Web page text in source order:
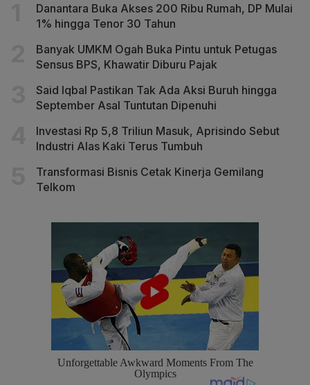
Danantara Buka Akses 200 Ribu Rumah, DP Mulai
1% hingga Tenor 30 Tahun
Banyak UMKM Ogah Buka Pintu untuk Petugas
Sensus BPS, Khawatir Diburu Pajak
Said Iqbal Pastikan Tak Ada Aksi Buruh hingga
September Asal Tuntutan Dipenuhi
Investasi Rp 5,8 Triliun Masuk, Aprisindo Sebut
Industri Alas Kaki Terus Tumbuh
Transformasi Bisnis Cetak Kinerja Gemilang
Telkom